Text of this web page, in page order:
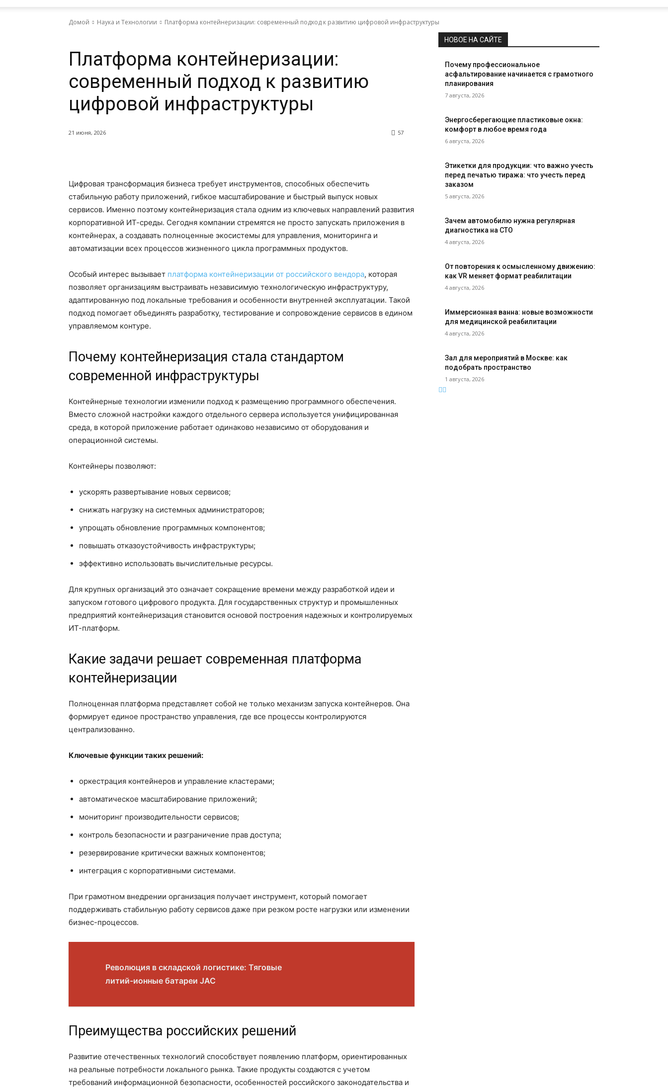
Домой Наука и Технологии Платформа контейнеризации: современный подход к развитию цифровой инфраструктуры
Платформа контейнеризации:
современный подход к развитию
цифровой инфраструктуры
21 июня, 2026 57
Цифровая трансформация бизнеса требует инструментов, способных обеспечить
стабильную работу приложений, гибкое масштабирование и быстрый выпуск новых
сервисов. Именно поэтому контейнеризация стала одним из ключевых направлений развития
корпоративной ИТ-среды. Сегодня компании стремятся не просто запускать приложения в
контейнерах, а создавать полноценные экосистемы для управления, мониторинга и
автоматизации всех процессов жизненного цикла программных продуктов.
Особый интерес вызывает платформа контейнеризации от российского вендора, которая
позволяет организациям выстраивать независимую технологическую инфраструктуру,
адаптированную под локальные требования и особенности внутренней эксплуатации. Такой
подход помогает объединять разработку, тестирование и сопровождение сервисов в едином
управляемом контуре.
Почему контейнеризация стала стандартом
современной инфраструктуры
Контейнерные технологии изменили подход к размещению программного обеспечения.
Вместо сложной настройки каждого отдельного сервера используется унифицированная
среда, в которой приложение работает одинаково независимо от оборудования и
операционной системы.
Контейнеры позволяют:
ускорять развертывание новых сервисов;
снижать нагрузку на системных администраторов;
упрощать обновление программных компонентов;
повышать отказоустойчивость инфраструктуры;
эффективно использовать вычислительные ресурсы.
Для крупных организаций это означает сокращение времени между разработкой идеи и
запуском готового цифрового продукта. Для государственных структур и промышленных
предприятий контейнеризация становится основой построения надежных и контролируемых
ИТ-платформ.
Какие задачи решает современная платформа
контейнеризации
Полноценная платформа представляет собой не только механизм запуска контейнеров. Она
формирует единое пространство управления, где все процессы контролируются
централизованно.
Ключевые функции таких решений:
оркестрация контейнеров и управление кластерами;
автоматическое масштабирование приложений;
мониторинг производительности сервисов;
контроль безопасности и разграничение прав доступа;
резервирование критически важных компонентов;
интеграция с корпоративными системами.
При грамотном внедрении организация получает инструмент, который помогает
поддерживать стабильную работу сервисов даже при резком росте нагрузки или изменении
бизнес-процессов.
Революция в складской логистике: Тяговые
литий-ионные батареи JAC
Преимущества российских решений
Развитие отечественных технологий способствует появлению платформ, ориентированных
на реальные потребности локального рынка. Такие продукты создаются с учетом
требований информационной безопасности, особенностей российского законодательства и
НОВОЕ НА САЙТЕ
Почему профессиональное
асфальтирование начинается с грамотного
планирования
7 августа, 2026
Энергосберегающие пластиковые окна:
комфорт в любое время года
6 августа, 2026
Этикетки для продукции: что важно учесть
перед печатью тиража: что учесть перед
заказом
5 августа, 2026
Зачем автомобилю нужна регулярная
диагностика на СТО
4 августа, 2026
От повторения к осмысленному движению:
как VR меняет формат реабилитации
4 августа, 2026
Иммерсионная ванна: новые возможности
для медицинской реабилитации
4 августа, 2026
Зал для мероприятий в Москве: как
подобрать пространство
1 августа, 2026